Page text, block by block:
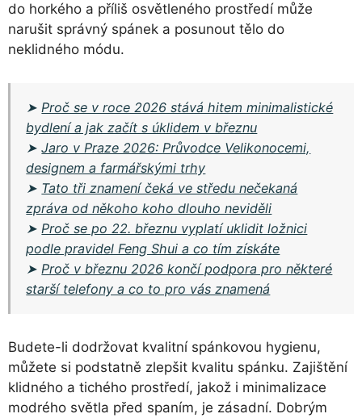
do horkého a příliš osvětleného prostředí může
narušit správný spánek a posunout tělo do
neklidného módu.
➤Proč se v roce 2026 stává hitem minimalistické
bydlení a jak začít s úklidem v březnu
➤Jaro v Praze 2026: Průvodce Velikonocemi,
designem a farmářskými trhy
➤ Tato tři znamení čeká ve středu nečekaná
zpráva od někoho koho dlouho neviděli
➤Proč se po 22. březnu vyplatí uklidit ložnici
podle pravidel Feng Shui a co tím získáte
➤Proč v březnu 2026 končí podpora pro některé
starší telefony a co to pro vás znamená
Budete-li dodržovat kvalitní spánkovou hygienu,
můžete si podstatně zlepšit kvalitu spánku. Zajištění
klidného a tichého prostředí, jakož i minimalizace
modrého světla před spaním, je zásadní. Dobrým